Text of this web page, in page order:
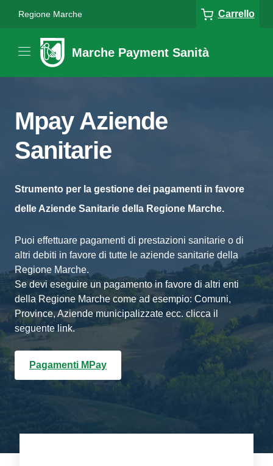
Regione Marche Carrello
Marche Payment Sanità
Mpay Aziende
Sanitarie
Strumento per la gestione dei pagamenti in favore
delle Aziende Sanitarie della Regione Marche.
Puoi effettuare pagamenti di prestazioni sanitarie o di
altri debiti in favore di tutte le aziende sanitarie della
Regione Marche.
Se devi eseguire un pagamento in favore di altri enti
della Regione Marche come ad esempio: Comuni,
Province, Aziende municipalizzate ecc. clicca il
seguente link.
Pagamenti MPay